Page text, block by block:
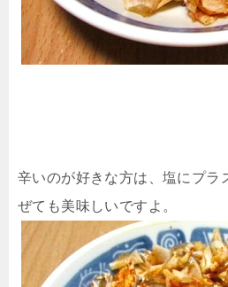
辛いのが好きな方は、塩にプラ
ぜても美味しいですよ。